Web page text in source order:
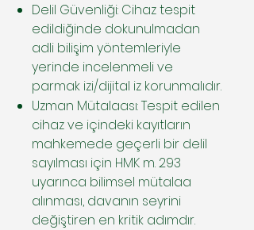
Delil Güvenliği: Cihaz tespit
edildiğinde dokunulmadan
adli bilişim yöntemleriyle
yerinde incelenmeli ve
parmak izi/dijital iz korunmalıdır.
Uzman Mütalaası: Tespit edilen
cihaz ve içindeki kayıtların
mahkemede geçerli bir delil
sayılması için HMK m. 293
uyarınca bilimsel mütalaa
alınması, davanın seyrini
değiştiren en kritik adımdır.